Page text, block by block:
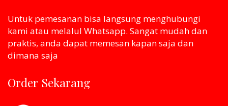
Untuk pemesanan bisa langsung menghubungi
kami atau melaluI Whatsapp. Sangat mudah dan
praktis, anda dapat memesan kapan saja dan
dimana saja
Order Sekarang